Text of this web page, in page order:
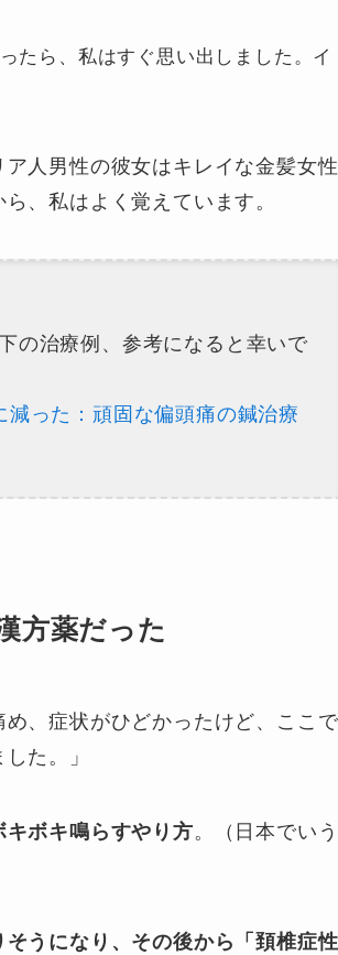
たら、私はすぐ思い出しました。 イ
人男性の彼女はキレイな金髪女性
ら、私はよく覚えています。
の治療例、参考になると幸いで
った：頑固な偏頭痛の鍼治療
方薬だった
、症状がひどかったけど、ここで
た。」
ボキ鳴らすやり方。（日本でいう
うになり、その後から「頚椎症性